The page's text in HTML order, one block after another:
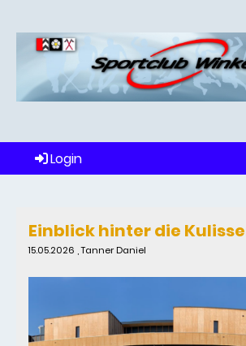
Login
15.05.2026 , Tanner Daniel